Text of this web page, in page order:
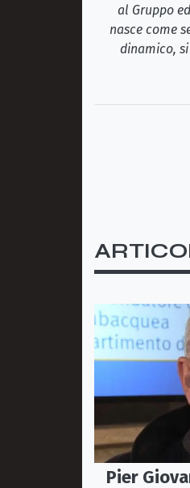
al Gruppo
nasce come
dinamico,
Pier